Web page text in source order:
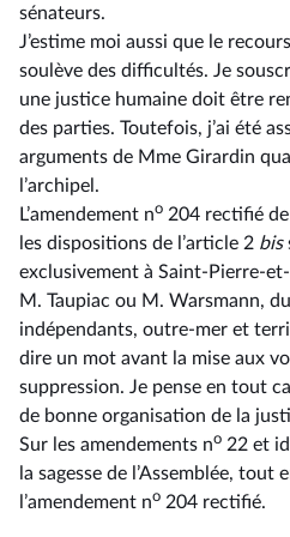
sénateurs.
J’estime moi aussi que le
soulève des difficultés. Je
une justice humaine doit être
des parties. Toutefois, j’ai été
arguments de Mme Girardin
l’archipel.
L’amendement no 204 rectifié
les dispositions de l’article 2 bis
exclusivement à Saint-Pierre-
M. Taupiac ou M. Warsmann,
indépendants, outre-mer et
dire un mot avant la mise aux
suppression. Je pense en tout
de bonne organisation de la
Sur les amendements no 22 et
la sagesse de l’Assemblée, tout
l’amendement no 204 rectifié.